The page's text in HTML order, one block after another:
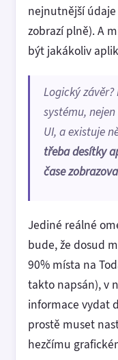
nejnutnější
zobrazí plně). A
být jakákoliv
Logický
systému,
UI, a existuje
třeba desítky
čase
Jediné reálné
bude, že dosud
90% místa na
takto napsán), v
informace vydat
prostě muset
hezčímu